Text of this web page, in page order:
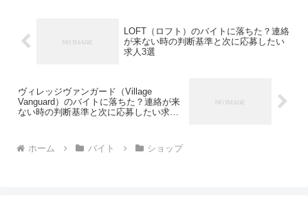
LOFT（ロフト）のバイトに落ちた？連絡
が来ない時の判断基準と次に応募したい
求人3選
ヴィレッジヴァンガード（Village
Vanguard）のバイトに落ちた？連絡が来
ない時の判断基準と次に応募したい求人3
ホーム バイト ショップ